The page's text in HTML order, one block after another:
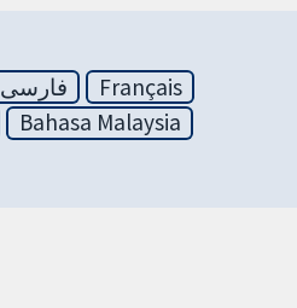
فارسی
Français
Bahasa Malaysia